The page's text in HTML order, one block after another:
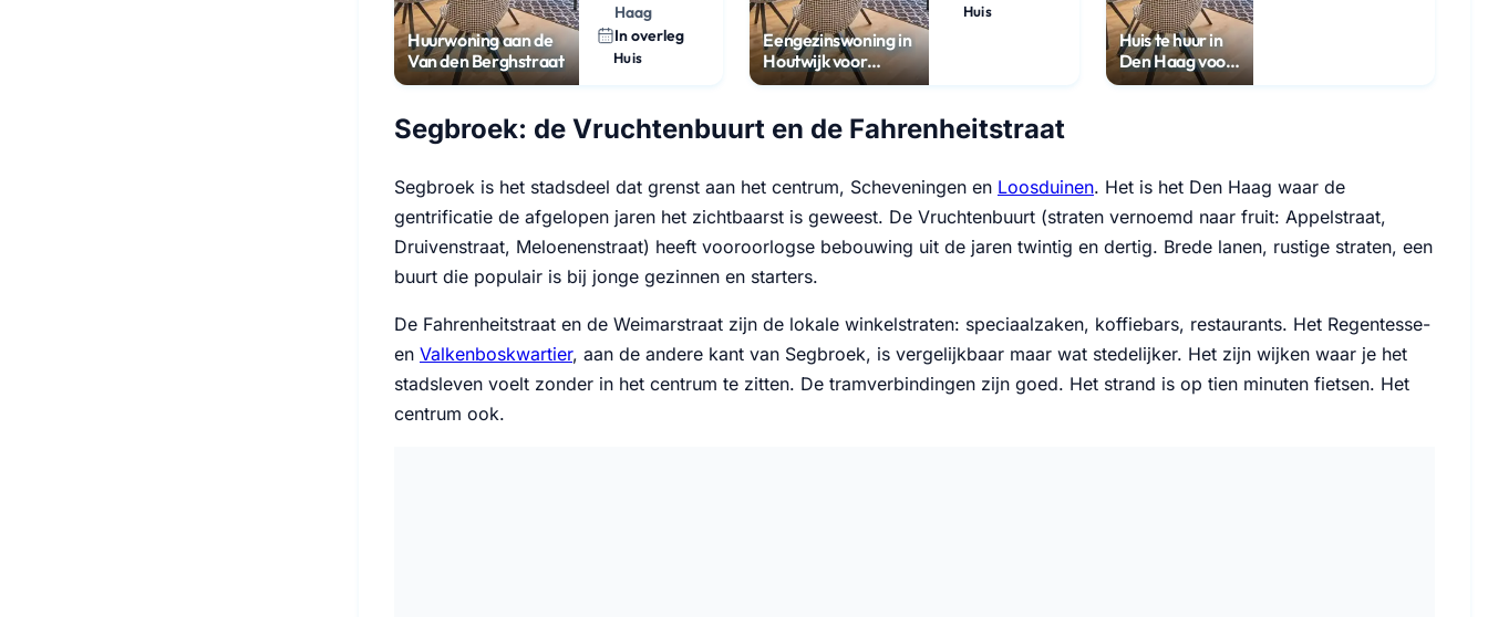
Huurwoning aan de
Van den Berghstraat
Haag
In overleg
Huis
Eengezinswoning in
Houtwijk voor
€1250 p/m
Huis
Huis te huur in
Den Haag voor
€1300
Segbroek: de Vruchtenbuurt en de Fahrenheitstraat
Segbroek is het stadsdeel dat grenst aan het centrum, Scheveningen en Loosduinen. Het is het Den Haag waar de
gentrificatie de afgelopen jaren het zichtbaarst is geweest. De Vruchtenbuurt (straten vernoemd naar fruit: Appelstraat,
Druivenstraat, Meloenenstraat) heeft vooroorlogse bebouwing uit de jaren twintig en dertig. Brede lanen, rustige straten, een
buurt die populair is bij jonge gezinnen en starters.
De Fahrenheitstraat en de Weimarstraat zijn de lokale winkelstraten: speciaalzaken, koffiebars, restaurants. Het Regentesse-
en Valkenboskwartier, aan de andere kant van Segbroek, is vergelijkbaar maar wat stedelijker. Het zijn wijken waar je het
stadsleven voelt zonder in het centrum te zitten. De tramverbindingen zijn goed. Het strand is op tien minuten fietsen. Het
centrum ook.